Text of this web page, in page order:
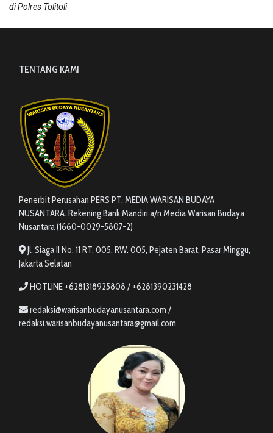
di Polres Tolitoli
TENTANG KAMI
Penerbit Perusahan PERS PT. MEDIA WARISAN BUDAYA
NUSANTARA. Rekening Bank Mandiri a/n Media Warisan Budaya
Nusantara (1660-0029-5807-2)
Jl. Siaga II No. 11 RT. 005, RW. 005, Pejaten Barat, Pasar Minggu,
Jakarta Selatan
HOTLINE +6281318925808 / +6281390231428
redaksi@warisanbudayanusantara.com /
redaksi.warisanbudayanusantara@gmail.com